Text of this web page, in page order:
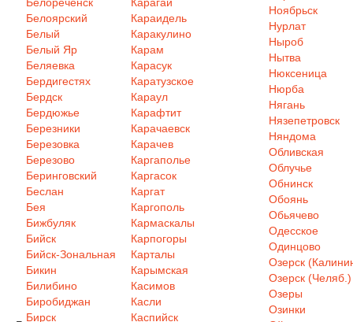
Белоярский
Белый
Белый Яр
Беляевка
Бердигестях
Бердск
Бердюжье
Березники
Березовка
Березово
Беринговский
Беслан
Бея
Бижбуляк
Бийск
Бийск-Зональная
Бикин
Билибино
Биробиджан
Бирск
Караидель
Каракулино
Карам
Карасук
Каратузское
Караул
Карафтит
Карачаевск
Карачев
Каргаполье
Каргасок
Каргат
Каргополь
Кармаскалы
Карпогоры
Карталы
Карымская
Касимов
Касли
Каспийск
Ноябрьск
Нурлат
Ныроб
Нытва
Нюксеница
Нюрба
Нягань
Нязепетровск
Няндома
Обливская
Облучье
Обнинск
Обоянь
Обьячево
Одесское
Одинцово
Озерск
Озерск (Челяб.)
Озеры
Озинки